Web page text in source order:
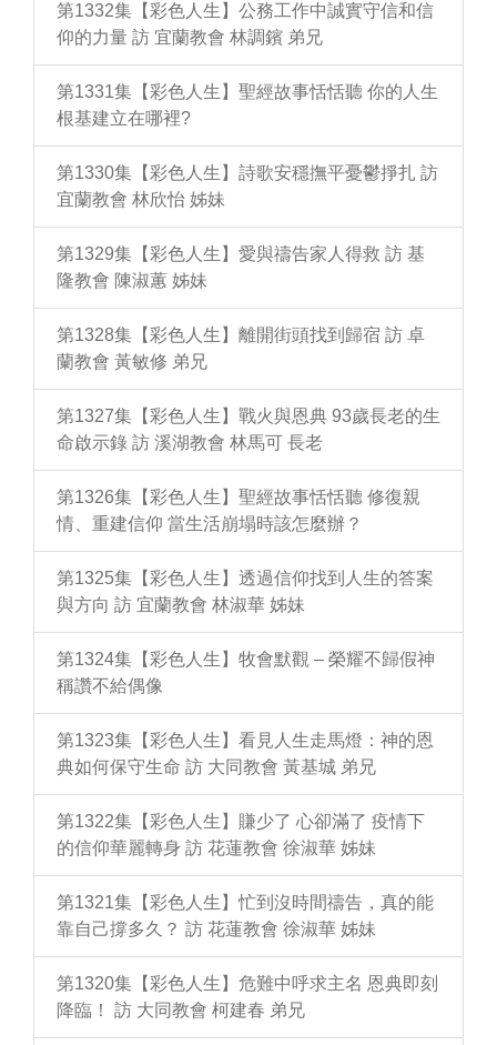
第1332集【彩色人生】公務工作中誠實守信和信
仰的力量 訪 宜蘭教會 林調鑌 弟兄
第1331集【彩色人生】聖經故事恬恬聽 你的人生
根基建立在哪裡?
第1330集【彩色人生】詩歌安穩撫平憂鬱掙扎 訪
宜蘭教會 林欣怡 姊妹
第1329集【彩色人生】愛與禱告家人得救 訪 基
隆教會 陳淑蕙 姊妹
第1328集【彩色人生】離開街頭找到歸宿 訪 卓
蘭教會 黃敏修 弟兄
第1327集【彩色人生】戰火與恩典 93歲長老的生
命啟示錄 訪 溪湖教會 林馬可 長老
第1326集【彩色人生】聖經故事恬恬聽 修復親
情、重建信仰 當生活崩塌時該怎麼辦？
第1325集【彩色人生】透過信仰找到人生的答案
與方向 訪 宜蘭教會 林淑華 姊妹
第1324集【彩色人生】牧會默觀 – 榮耀不歸假神
稱讚不給偶像
第1323集【彩色人生】看見人生走馬燈：神的恩
典如何保守生命 訪 大同教會 黃基城 弟兄
第1322集【彩色人生】賺少了 心卻滿了 疫情下
的信仰華麗轉身 訪 花蓮教會 徐淑華 姊妹
第1321集【彩色人生】忙到沒時間禱告，真的能
靠自己撐多久？ 訪 花蓮教會 徐淑華 姊妹
第1320集【彩色人生】危難中呼求主名 恩典即刻
降臨！ 訪 大同教會 柯建春 弟兄